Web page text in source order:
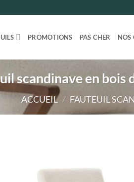
PROMOTIONS PAS CHER NOS
scandinave en bois
ACCUEIL / FAUTEUIL